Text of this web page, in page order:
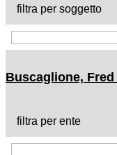
filtra per soggetto
Buscaglione, Fred
filtra per ente